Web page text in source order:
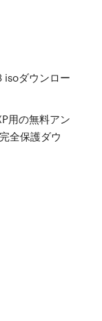
ダウンロー
用の無料アン
全保護ダウ